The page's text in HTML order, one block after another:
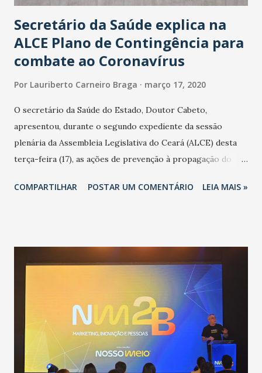
Secretário da Saúde explica na
ALCE Plano de Contingência para
combate ao Coronavírus
Por Lauriberto Carneiro Braga março 17, 2020
O secretário da Saúde do Estado, Doutor Cabeto,
apresentou, durante o segundo expediente da sessão
plenária da Assembleia Legislativa do Ceará (ALCE) desta
terça-feira (17), as ações de prevenção à propagação do
adotadas pelo Governo do Estado na contenção da
população suspeita e de cuidados com os ambientes
públicos e domiciliares. “Nós não estamos vivendo uma
epidemia comum, como temos em todos os anos, com
aumento de casos de dengue, influenza ou H1N1. Trata-se
de uma epidemia com um vírus diferente, com um poder de
contaminação maior que outros coronavírus”, apontou o
secretário. Segundo ele, é uma epidemia com chance de
COMPARTILHAR POSTAR UM COMENTÁRIO LEIA MAIS »